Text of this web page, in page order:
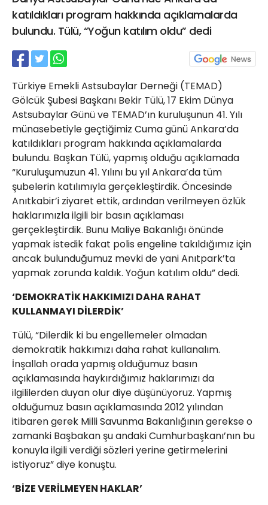
katıldıkları program hakkında açıklamalarda
bulundu. Tülü, “Yoğun katılım oldu” dedi
Türkiye Emekli Astsubaylar Derneği (TEMAD)
Gölcük Şubesi Başkanı Bekir Tülü, 17 Ekim Dünya
Astsubaylar Günü ve TEMAD’ın kuruluşunun 41. Yılı
münasebetiyle geçtiğimiz Cuma günü Ankara’da
katıldıkları program hakkında açıklamalarda
bulundu. Başkan Tülü, yapmış olduğu açıklamada
“Kuruluşumuzun 41. Yılını bu yıl Ankara’da tüm
şubelerin katılımıyla gerçekleştirdik. Öncesinde
Anıtkabir’i ziyaret ettik, ardından verilmeyen özlük
haklarımızla ilgili bir basın açıklaması
gerçekleştirdik. Bunu Maliye Bakanlığı önünde
yapmak istedik fakat polis engeline takıldığımız için
ancak bulunduğumuz mevki de yani Anıtpark’ta
yapmak zorunda kaldık. Yoğun katılım oldu” dedi.
‘DEMOKRATİK HAKKIMIZI DAHA RAHAT
KULLANMAYI DİLERDİK’
Tülü, “Dilerdik ki bu engellemeler olmadan
demokratik hakkımızı daha rahat kullanalım.
İnşallah orada yapmış olduğumuz basın
açıklamasında haykırdığımız haklarımızı da
ilgililerden duyan olur diye düşünüyoruz. Yapmış
olduğumuz basın açıklamasında 2012 yılından
itibaren gerek Milli Savunma Bakanlığının gerekse o
zamanki Başbakan şu andaki Cumhurbaşkanı’nın bu
konuyla ilgili verdiği sözleri yerine getirmelerini
istiyoruz” diye konuştu.
‘BİZE VERİLMEYEN HAKLAR’
02624132333
haber@golcukpostasi.com